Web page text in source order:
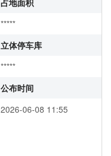
占地面积
*****
立体停车库
*****
公布时间
2026-06-08 11:55